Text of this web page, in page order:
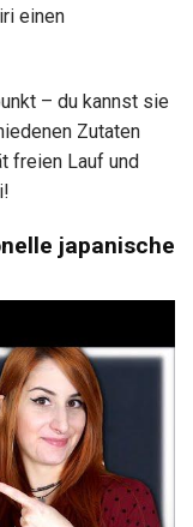
einen
– du kannst sie
Zutaten
freien Lauf und
japanische